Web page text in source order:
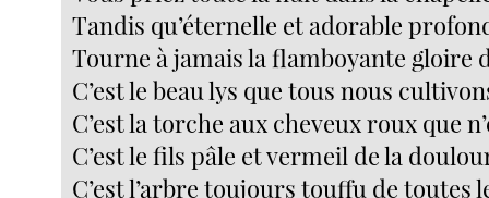
Tandis qu’éternelle et adorable
Tourne à jamais la flamboyante gloire
C’est le beau lys que tous nous
C’est la torche aux cheveux roux que
C’est le fils pâle et vermeil de la
C’est l’arbre toujours touffu de toutes